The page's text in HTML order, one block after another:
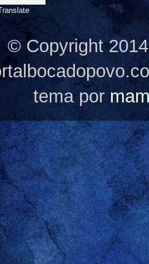
© Copyright
tema por